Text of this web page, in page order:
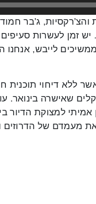
והצ’רקסיות, ג’בר
זמן לעשרות
לייבש, אנחנו
את 202 מיליון השקלים
למצוקת הדיור
מעמדם של הדרוזים